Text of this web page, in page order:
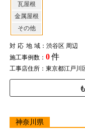
瓦屋根
金属屋根
その他
対応地域：渋谷区 周辺
施工事例数： 0件
工事店住所：東京都江戸川
神奈川県